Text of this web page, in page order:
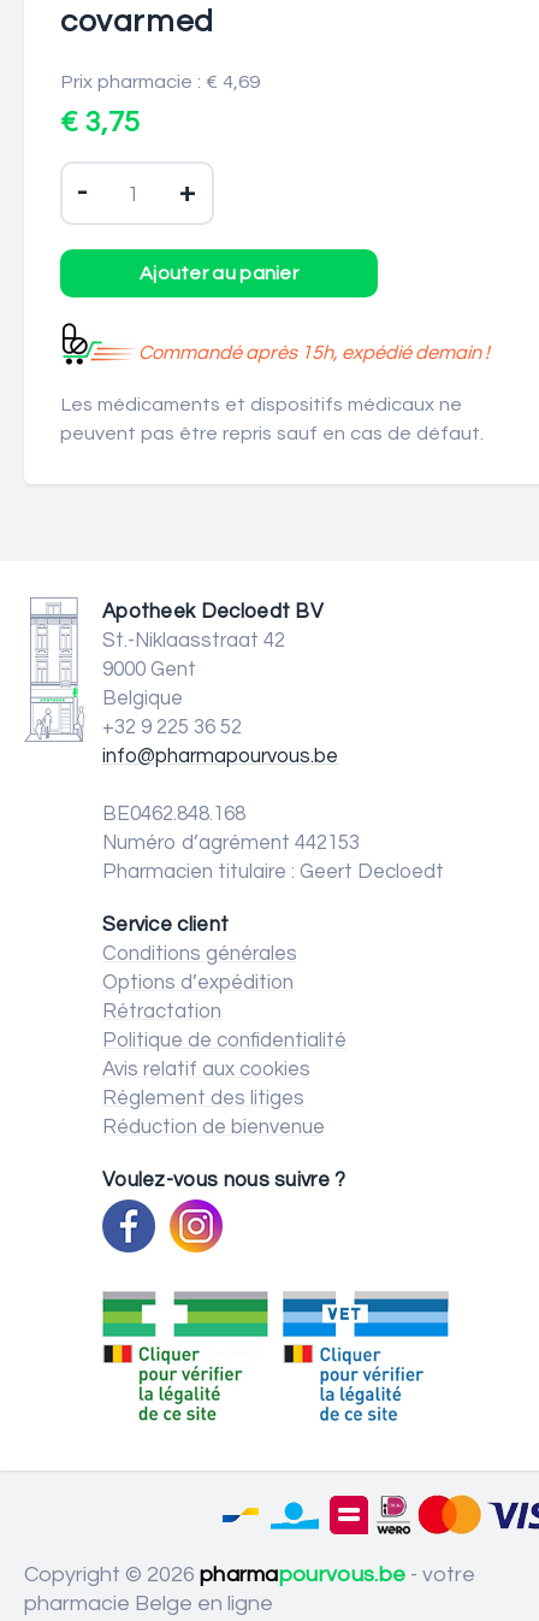
covarmed
Prix pharmacie : € 4,69
€ 3,75
- +
Commandé après 15h, expédié demain !
Les médicaments et dispositifs médicaux ne
peuvent pas être repris sauf en cas de défaut.
Apotheek Decloedt BV
St.-Niklaasstraat 42
9000 Gent
Belgique
+32 9 225 36 52
info@pharmapourvous.be
BE0462.848.168
Numéro d’agrément 442153
Pharmacien titulaire : Geert Decloedt
Service client
Conditions générales
Options d’expédition
Rétractation
Politique de confidentialité
Avis relatif aux cookies
Règlement des litiges
Réduction de bienvenue
Voulez-vous nous suivre ?
Copyright © 2026 pharmapourvous.be - votre
pharmacie Belge en ligne